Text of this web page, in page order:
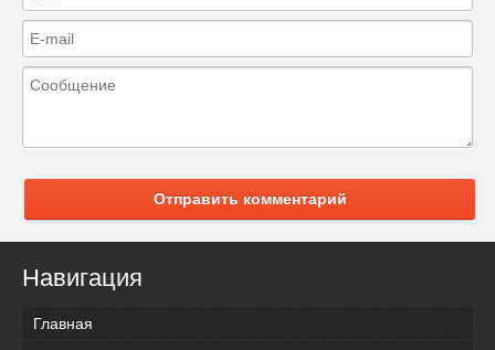
Отправить комментарий
Навигация
Главная